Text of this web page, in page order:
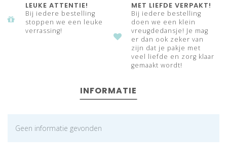
LEUKE ATTENTIE!
Bij iedere bestelling
stoppen we een leuke
verrassing!
MET LIEFDE VERPAKT!
Bij iedere bestelling
doen we een klein
vreugdedansje! Je mag
er dan ook zeker van
zijn dat je pakje met
veel liefde en zorg klaar
gemaakt wordt!
INFORMATIE
Geen informatie gevonden